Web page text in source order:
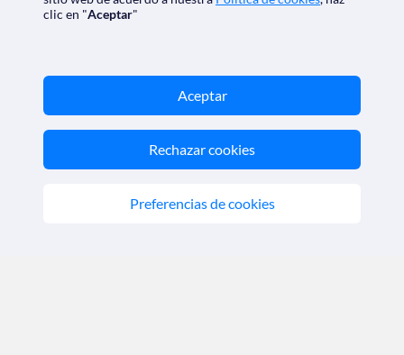
Descarga nuestra app
Nos acreditan
clic en "Aceptar"
Aceptar
Rechazar cookies
Preferencias de cookies